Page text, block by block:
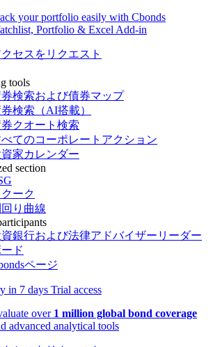
your portfolio easily with Cbonds
Portfolio & Excel Add-in
セスをリクエスト
tools
検索および債券マップ
検索（AI搭載）
クオート検索
てのコーポレートアクション
家カレンダー
section
クーク
り曲線
銀行および法律アドバイザーリーダー
ド
ページ
in 7 days Trial access
over 1 million global bond coverage
advanced analytical tools